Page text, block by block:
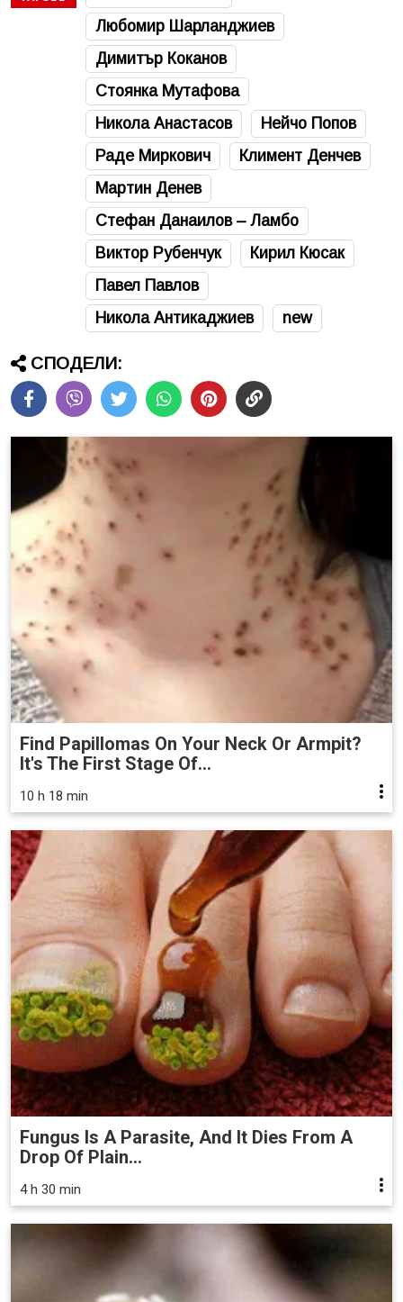
Любомир Шарланджиев
Димитър Коканов
Стоянка Мутафова
Никола Анастасов
Нейчо Попов
Раде Миркович
Климент Денчев
Мартин Денев
Стефан Данаилов – Ламбо
Виктор Рубенчук
Кирил Кюсак
Павел Павлов
Никола Антикаджиев
new
СПОДЕЛИ:
Find Papillomas On Your Neck Or Armpit?
It's The First Stage Of...
10 h 18 min
Fungus Is A Parasite, And It Dies From A
Drop Of Plain...
4 h 30 min